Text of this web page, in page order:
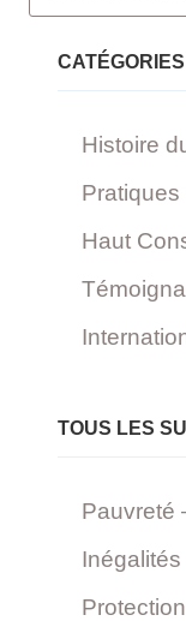
CATÉGORIES
Histoire
Haut
TOUS LES
Pauvreté
Inégalités